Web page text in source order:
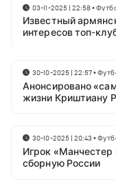
03-11-2025 | 22:58•
Известный
интересов топ-
30-10-2025 | 22:57•
Анонсировано
жизни Криштиану
30-10-2025 | 20:43 •
Игрок
сборную России